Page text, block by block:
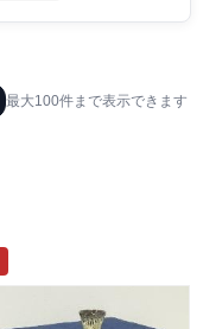
最大100件まで表示できます